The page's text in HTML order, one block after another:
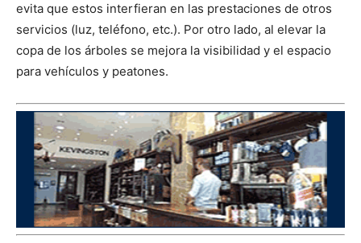
evita que estos interfieran en las prestaciones de otros
servicios (luz, teléfono, etc.). Por otro lado, al elevar la
copa de los árboles se mejora la visibilidad y el espacio
para vehículos y peatones.